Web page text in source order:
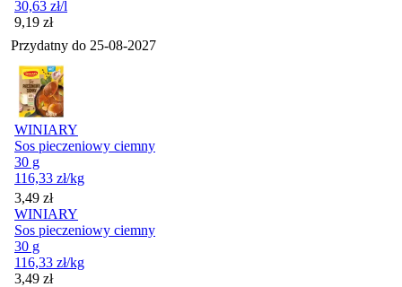
30,63 zł/l
Cena
9,19 zł
Przydatny do 25-08-2027
WINIARY
Sos pieczeniowy ciemny
30 g
116,33 zł/kg
Cena
3,49 zł
WINIARY
Sos pieczeniowy ciemny
30 g
116,33 zł/kg
Cena
3,49 zł